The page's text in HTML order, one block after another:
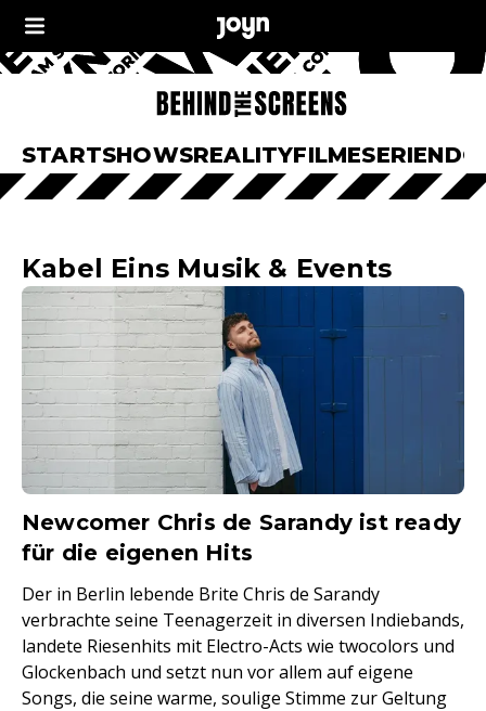
STARTSHOWSREALITYFILMESERIEN
Kabel Eins Musik & Events
Newcomer Chris de Sarandy ist ready
für die eigenen Hits
Der in Berlin lebende Brite Chris de Sarandy
verbrachte seine Teenagerzeit in diversen Indiebands,
landete Riesenhits mit Electro-Acts wie twocolors und
Glockenbach und setzt nun vor allem auf eigene
Songs, die seine warme, soulige Stimme zur Geltung